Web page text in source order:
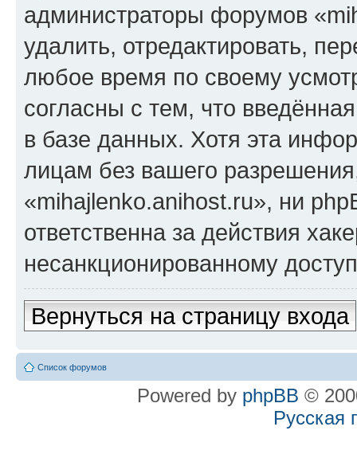
администраторы форумов
удалить, отредактировать,
любое время по своему
согласны с тем, что
в базе данных. Хотя эта
лицам без вашего
«mihajlenko.anihost.ru», ни
ответственна за действия
несанкционированному
Вернуться на страницу входа
Список форумов
Powered by phpBB ©
Русская